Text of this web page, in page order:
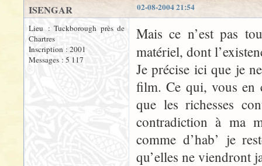
02-08-2004 21:54
ISENGAR
Lieu : Tuckborough près de
Chartres
Inscription : 2001
Messages : 5 117
Mais ce n’est pas
matériel, dont
Je précise ici que je
film. Ce qui, vous en
que les richesses
contradiction à ma
comme d’hab’ je
qu’elles ne viendront